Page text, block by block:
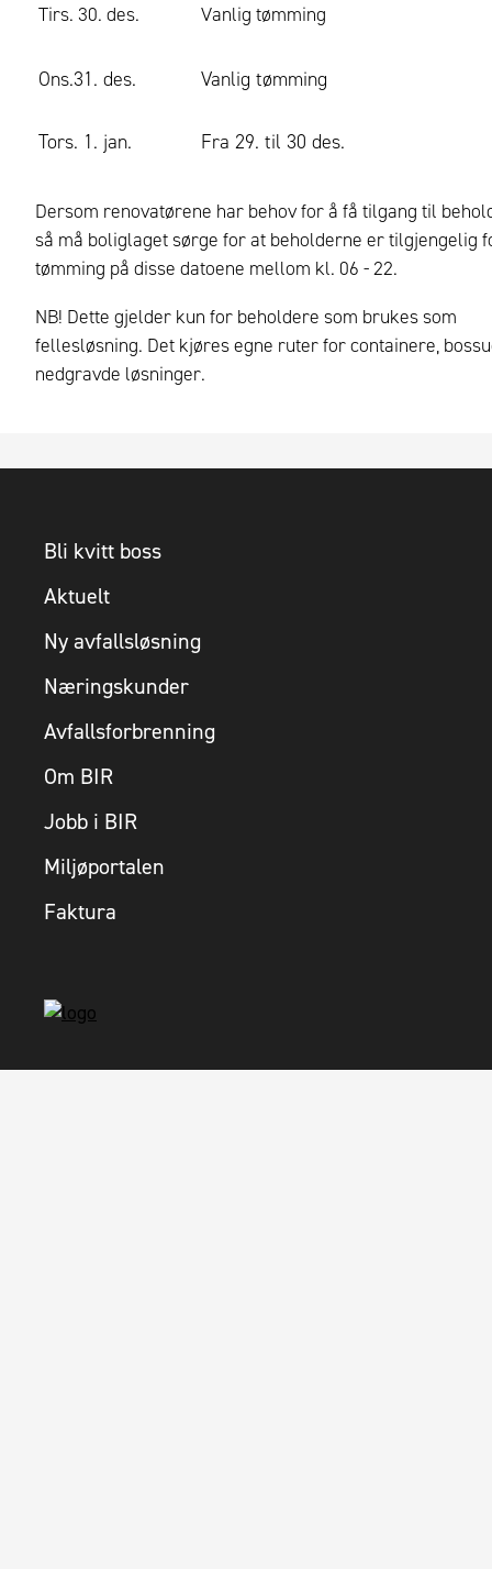
Tirs. 30. des. Vanlig tømming
Ons.31. des. Vanlig tømming
Tors. 1. jan. Fra 29. til 30 des.
Dersom renovatørene har behov for å få tilgang til
så må boliglaget sørge for at beholderne er tilgjengelig
tømming på disse datoene mellom kl. 06 - 22.
NB! Dette gjelder kun for beholdere som brukes som
fellesløsning. Det kjøres egne ruter for containere,
nedgravde løsninger.
Bli kvitt boss
Aktuelt
Ny avfallsløsning
Næringskunder
Avfallsforbrenning
Om BIR
Jobb i BIR
Miljøportalen
Faktura